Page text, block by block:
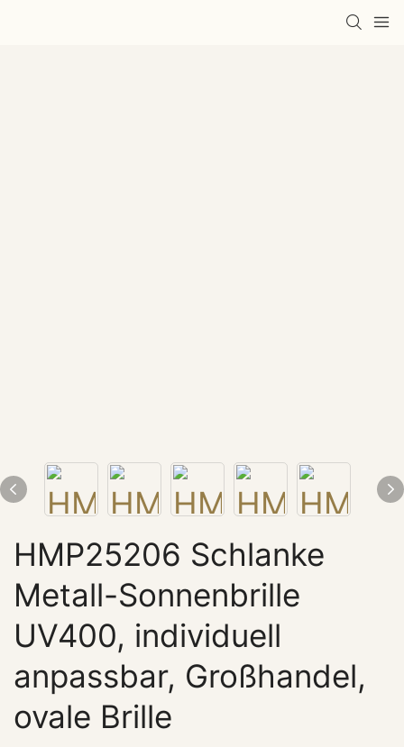
HMP25206 Schlanke
Metall-Sonnenbrille
UV400, individuell
anpassbar, Großhandel,
ovale Brille